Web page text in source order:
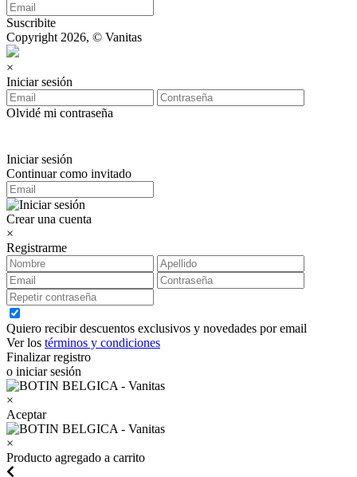
Suscribite
Copyright 2026, © Vanitas
×
Iniciar sesión
Olvidé mi contraseña
Iniciar sesión
Continuar como invitado
Crear una cuenta
×
Registrarme
Quiero recibir descuentos exclusivos y novedades por email
Ver los términos y condiciones
Finalizar registro
o iniciar sesión
×
Aceptar
×
Producto agregado a carrito